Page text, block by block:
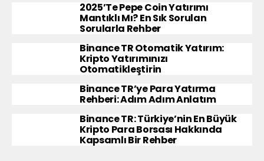
2025’te Pepe Coin Yatırımı
Mantıklı Mı? En Sık Sorulan
Sorularla Rehber
Binance TR Otomatik Yatırım:
Kripto Yatırımınızı
Otomatikleştirin
Binance TR’ye Para Yatırma
Rehberi: Adım Adım Anlatım
Binance TR: Türkiye’nin En Büyük
Kripto Para Borsası Hakkında
Kapsamlı Bir Rehber